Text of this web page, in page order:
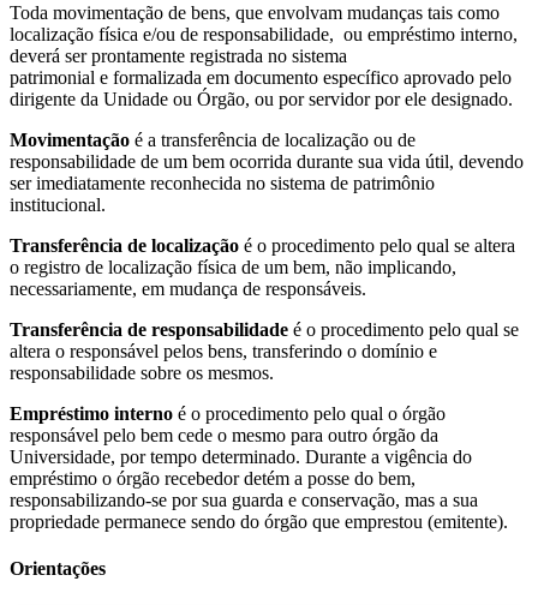
Toda movimentação de bens, que envolvam mudanças tais como
localização física e/ou de responsabilidade, ou empréstimo interno,
deverá ser prontamente registrada no sistema
patrimonial e formalizada em documento específico aprovado pelo
dirigente da Unidade ou Órgão, ou por servidor por ele designado.
Movimentação é a transferência de localização ou de
responsabilidade de um bem ocorrida durante sua vida útil, devendo
ser imediatamente reconhecida no sistema de patrimônio
institucional.
Transferência de localização é o procedimento pelo qual se altera
o registro de localização física de um bem, não implicando,
necessariamente, em mudança de responsáveis.
Transferência de responsabilidade é o procedimento pelo qual se
altera o responsável pelos bens, transferindo o domínio e
responsabilidade sobre os mesmos.
Empréstimo interno é o procedimento pelo qual o órgão
responsável pelo bem cede o mesmo para outro órgão da
Universidade, por tempo determinado. Durante a vigência do
empréstimo o órgão recebedor detém a posse do bem,
responsabilizando-se por sua guarda e conservação, mas a sua
propriedade permanece sendo do órgão que emprestou (emitente).
Orientações